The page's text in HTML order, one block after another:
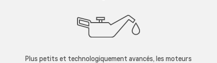
Plus petits et technologiquement avancés, les moteurs